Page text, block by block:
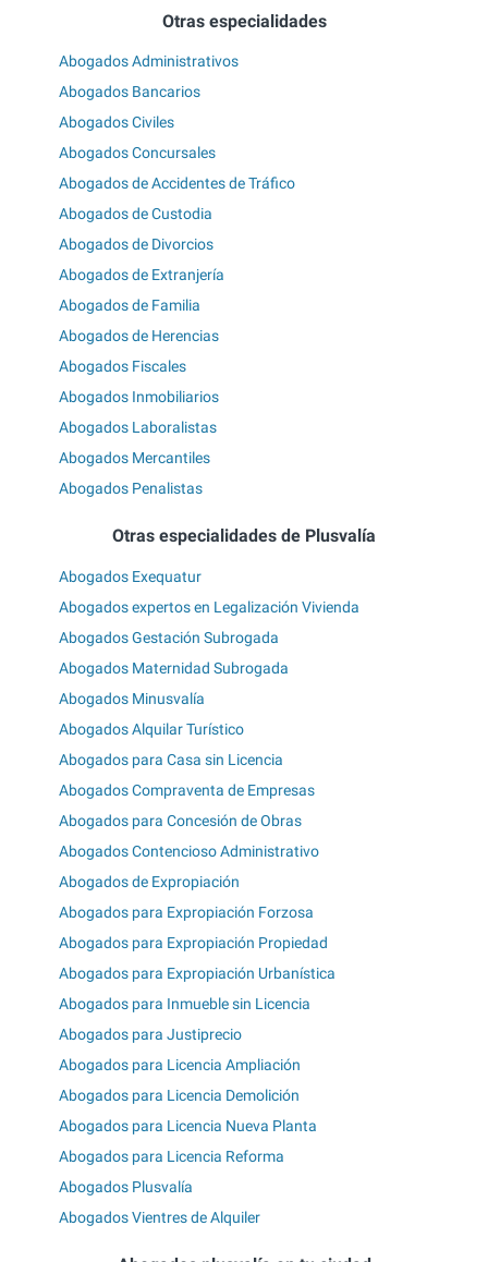
Otras especialidades
Abogados Administrativos
Abogados Bancarios
Abogados Civiles
Abogados Concursales
Abogados de Accidentes de Tráfico
Abogados de Custodia
Abogados de Divorcios
Abogados de Extranjería
Abogados de Familia
Abogados de Herencias
Abogados Fiscales
Abogados Inmobiliarios
Abogados Laboralistas
Abogados Mercantiles
Abogados Penalistas
Otras especialidades de Plusvalía
Abogados Exequatur
Abogados expertos en Legalización Vivienda
Abogados Gestación Subrogada
Abogados Maternidad Subrogada
Abogados Minusvalía
Abogados Alquilar Turístico
Abogados para Casa sin Licencia
Abogados Compraventa de Empresas
Abogados para Concesión de Obras
Abogados Contencioso Administrativo
Abogados de Expropiación
Abogados para Expropiación Forzosa
Abogados para Expropiación Propiedad
Abogados para Expropiación Urbanística
Abogados para Inmueble sin Licencia
Abogados para Justiprecio
Abogados para Licencia Ampliación
Abogados para Licencia Demolición
Abogados para Licencia Nueva Planta
Abogados para Licencia Reforma
Abogados Plusvalía
Abogados Vientres de Alquiler